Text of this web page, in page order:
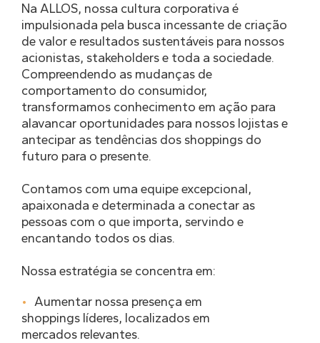
Na ALLOS, nossa cultura corporativa é
impulsionada pela busca incessante de criação
de valor e resultados sustentáveis para nossos
acionistas, stakeholders e toda a sociedade.
Compreendendo as mudanças de
comportamento do consumidor,
transformamos conhecimento em ação para
alavancar oportunidades para nossos lojistas e
antecipar as tendências dos shoppings do
futuro para o presente.
Contamos com uma equipe excepcional,
apaixonada e determinada a conectar as
pessoas com o que importa, servindo e
encantando todos os dias.
Nossa estratégia se concentra em:
Aumentar nossa presença em
shoppings líderes, localizados em
mercados relevantes.